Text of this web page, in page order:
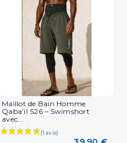
Maillot de Bain Homme
Qaba’il S26 – Swimshort
avec...